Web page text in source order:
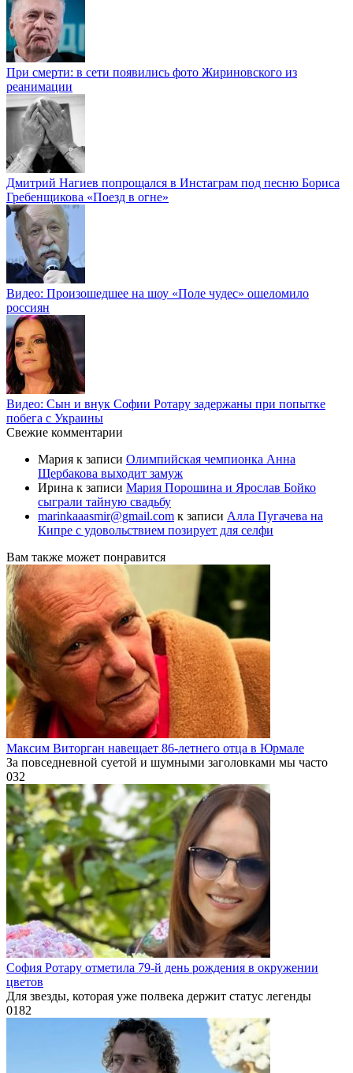
При смерти: в сети появились фото Жириновского из
реанимации
Дмитрий Нагиев попрощался в Инстаграм под песню Бориса
Гребенщикова «Поезд в огне»
Видео: Произошедшее на шоу «Поле чудес» ошеломило
россиян
Видео: Сын и внук Софии Ротару задержаны при попытке
побега с Украины
Свежие комментарии
Мария к записи Олимпийская чемпионка Анна
Щербакова выходит замуж
Ирина к записи Мария Порошина и Ярослав Бойко
сыграли тайную свадьбу
marinkaaasmir@gmail.com к записи Алла Пугачева на
Кипре с удовольствием позирует для селфи
Вам также может понравится
Максим Виторган навещает 86-летнего отца в Юрмале
За повседневной суетой и шумными заголовками мы часто
032
София Ротару отметила 79-й день рождения в окружении
цветов
Для звезды, которая уже полвека держит статус легенды
0182